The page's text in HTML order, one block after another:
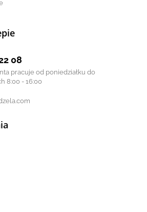
08
pracuje od poniedziałku do
8:00 - 16:00